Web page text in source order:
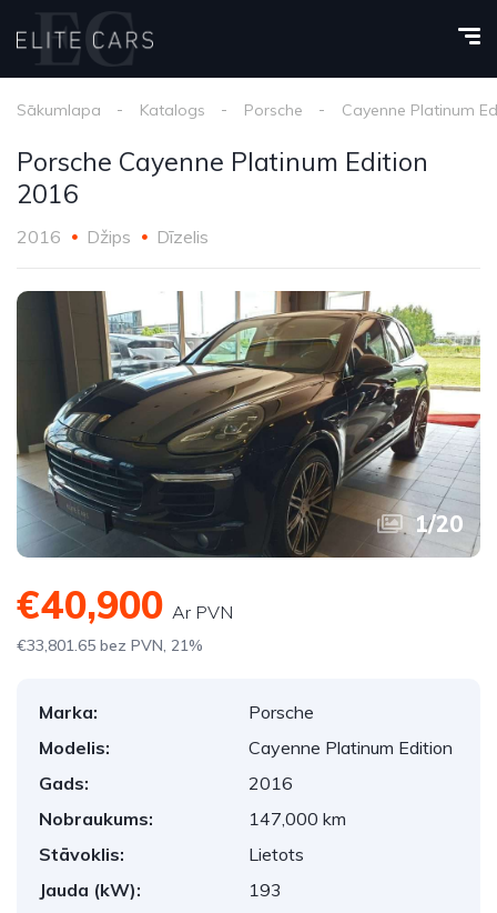
Sākumlapa Katalogs Porsche Cayenne Platinum
Porsche Cayenne Platinum Edition
2016
2016 Džips Dīzelis
1/20
€40,900 Ar PVN
€33,801.65 bez PVN, 21%
Marka:
Porsche
Modelis:
Cayenne Platinum Edition
Gads:
2016
Nobraukums:
147,000 km
Stāvoklis:
Lietots
Jauda (kW):
193